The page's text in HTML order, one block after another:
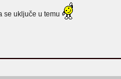
se uključe u temu